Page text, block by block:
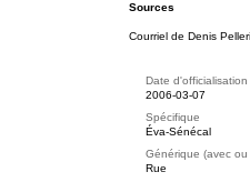
Sources
Courriel de Denis
Date d'officialisation
2006-03-07
Spécifique
Éva-Sénécal
Générique (avec
Rue